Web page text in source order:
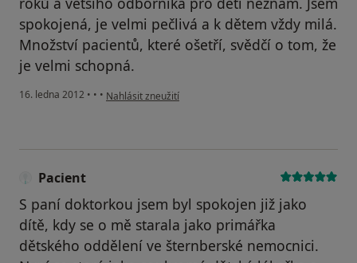
spokojená, je velmi pečlivá a k dětem vždy milá.
Množství pacientů, které ošetří, svědčí o tom, že
je velmi schopná.
16. ledna 2012 • • • podle názoru uživatele Váš účet byl odstraněn
Nahlásit zneužití
Pacient
S paní doktorkou jsem byl spokojen již jako
dítě, kdy se o mě starala jako primářka
dětského oddělení ve šternberské nemocnici.